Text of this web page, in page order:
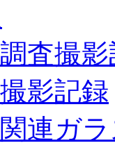
査撮
影記録
連ガ